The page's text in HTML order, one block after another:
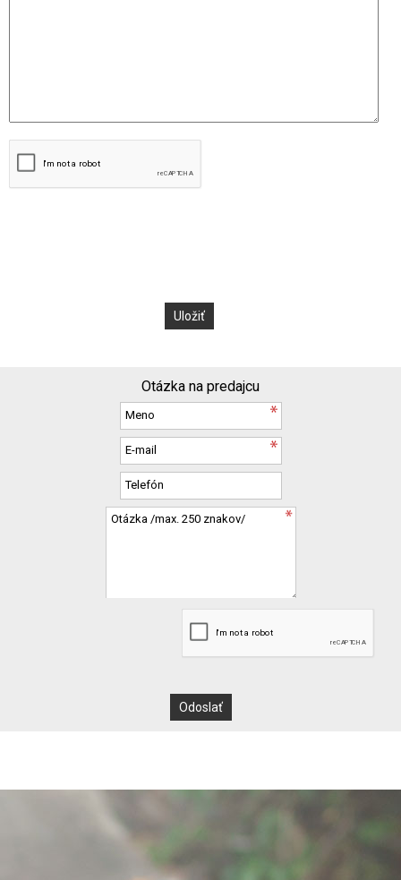
Otázka na predajcu